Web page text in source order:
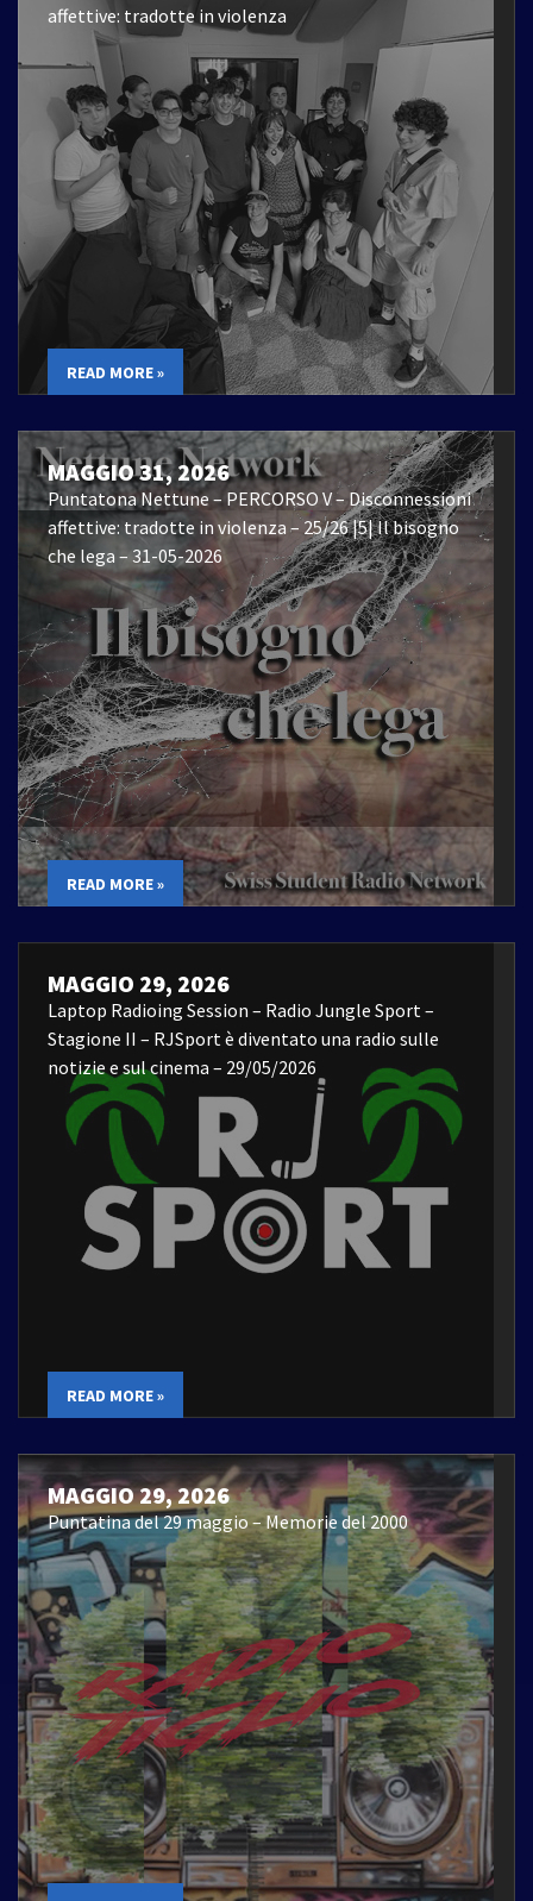
affettive: tradotte in violenza
READ MORE »
MAGGIO 31, 2026
Puntatona Nettune – PERCORSO V – Disconnessioni
affettive: tradotte in violenza – 25/26 |5| Il bisogno
che lega – 31-05-2026
READ MORE »
MAGGIO 29, 2026
Laptop Radioing Session – Radio Jungle Sport –
Stagione II – RJSport è diventato una radio sulle
notizie e sul cinema – 29/05/2026
READ MORE »
MAGGIO 29, 2026
Puntatina del 29 maggio – Memorie del 2000